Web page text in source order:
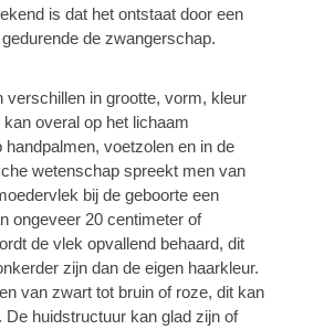
is dat het ontstaat door een
de zwangerschap.
verschillen in grootte, vorm, kleur
overal op het lichaam
voetzolen en in de
wetenschap spreekt men van
bij de geboorte een
ongeveer 20 centimeter of
de vlek opvallend behaard, dit
zijn dan de eigen haarkleur.
van zwart tot bruin of roze, dit kan
De huidstructuur kan glad zijn of